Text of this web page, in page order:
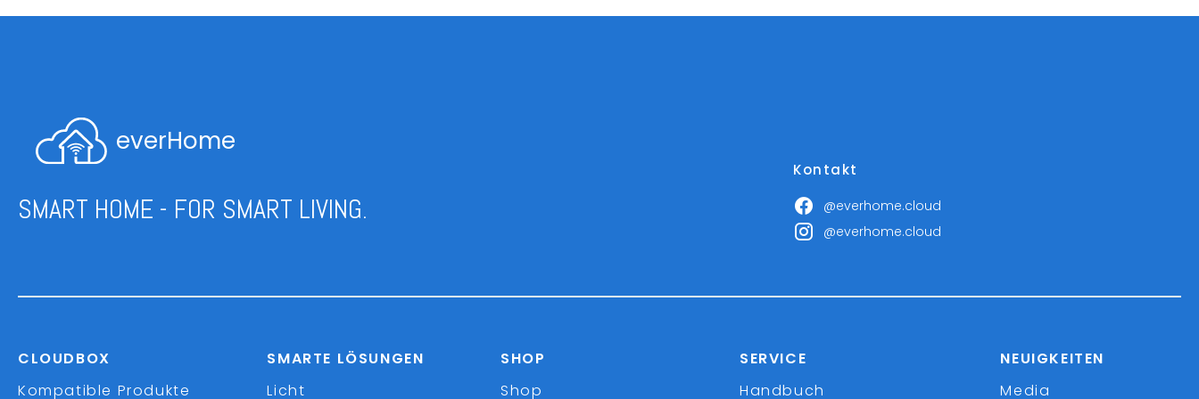
everHome
SMART HOME - FOR SMART LIVING.
Kontakt
@everhome.cloud
@everhome.cloud
CLOUDBOX
Kompatible Produkte
SMARTE LÖSUNGEN
Licht
SHOP
Shop
SERVICE
Handbuch
NEUIGKEITEN
Media